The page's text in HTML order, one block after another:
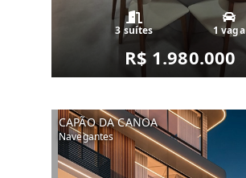
3 suítes 1 vaga
R$ 1.980.000
CAPÃO DA CANOA
Navegantes